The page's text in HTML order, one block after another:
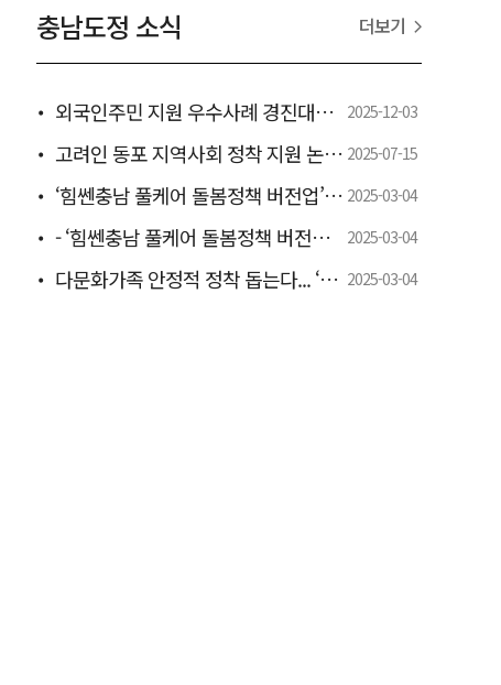
충남도정 소식 더보기
외국인주민 지원 우수사례 경진대회 우수상 - 전국 최초 유학생 지역정착 ‘충남형 일학습병행제’ 모델로 특별교부세 6000만 원 확보 - 2025-12-03
고려인 동포 지역사회 정착 지원 논의 - 도, 정착 지원 간담회 개최 - 2025-07-15
‘힘쎈충남 풀케어 돌봄정책 버전업’ 추진 박차 - 도, 보령서 인구정책분야 도·시군 합동 워크숍 개최 - 2025-03-04
- ‘힘쎈충남 풀케어 돌봄정책 버전업’ 마련…하반기 본격 추진 - 2025-03-04
다문화가족 안정적 정착 돕는다... ‘2025년 충청남도 다문화가족정책 시행계획 수립.추진 2025-03-04